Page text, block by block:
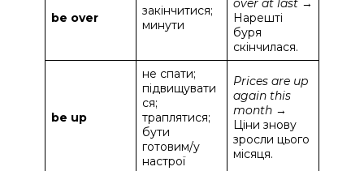
be over
закінчитися;
минути
over at last →
Нарешті
буря
скінчилася.
be up
не спати;
підвищувати
ся;
траплятися;
бути
готовим/у
настрої
Prices are up
again this
month →
Ціни знову
зросли цього
місяця.